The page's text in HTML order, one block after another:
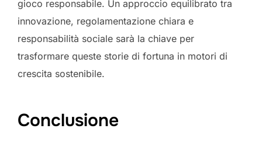
gioco responsabile. Un approccio equilibrato tra
innovazione, regolamentazione chiara e
responsabilità sociale sarà la chiave per
trasformare queste storie di fortuna in motori di
crescita sostenibile.
Conclusione